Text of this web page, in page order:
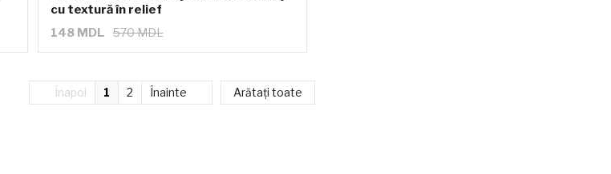
cu textură în relief
570 MDL
148 MDL
Înapoi 1 2 Înainte Arătați toate